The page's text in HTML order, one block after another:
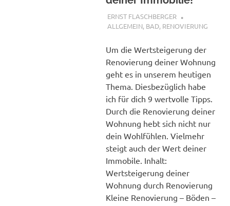
30. JULI 2018
ERNST FLASCHBERGER
ALLGEMEIN, BAD, RENOVIERUNG
Um die Wertsteigerung der
Renovierung deiner Wohnung
geht es in unserem heutigen
Thema. Diesbezüglich habe
ich für dich 9 wertvolle Tipps.
Durch die Renovierung deiner
Wohnung hebt sich nicht nur
dein Wohlfühlen. Vielmehr
steigt auch der Wert deiner
Immobile. Inhalt:
Wertsteigerung deiner
Wohnung durch Renovierung
Kleine Renovierung – Böden –